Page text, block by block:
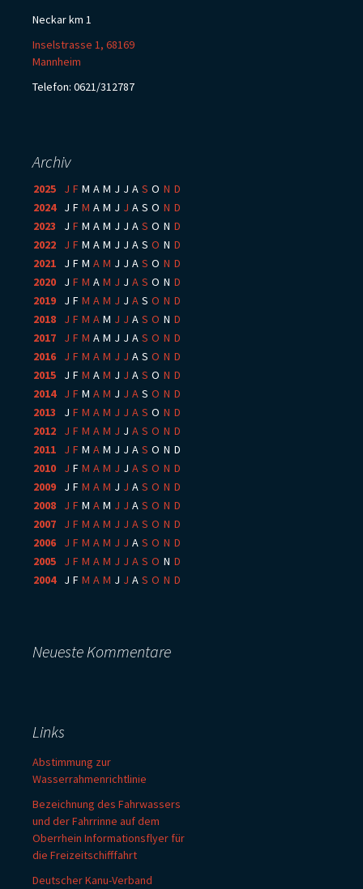
Neckar km 1
Inselstrasse 1, 68169
Mannheim
Telefon: 0621/312787
Archiv
2025 J F M A M J J A S O N D
2024: J F M A M J J A S O N D
2023
J F M A M J J A S O N D
2022
J F M A M J J A S O N D
2021
J F M A M J J A S O N D
2020
J F M A M J J A S O N D
2019
J F M A M J J A S O N D
2018
J F M A M J J A S O N D
2017
J F M A M J J A S O N D
2016
J F M A M J J A S O N D
2015
J F M A M J J A S O N D
2014: J F M A M J J A S O N D
2013
J F M A M J J A S O N D
2012
J F M A M J J A S O N D
2011
J F M A M J J A S O N D
2010
J F M A M J J A S O N D
2009
J F M A M J J A S O N D
2008
J F M A M J J A S O N D
2007
J F M A M J J A S O N D
2006
J F M A M J J A S O N D
2005
J F M A M J J A S O N D
2004: J F M A M J J A S O N D
Neueste Kommentare
Links
Abstimmung zur
Wasserrahmenrichtlinie
Bezeichnung des Fahrwassers
und der Fahrrinne auf dem
Oberrhein Informationsflyer für
die Freizeitschifffahrt
Deutscher Kanu-Verband